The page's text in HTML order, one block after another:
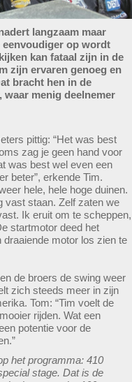
langzaam maar
eenvoudiger op wordt
kan fataal zijn in de
zijn ervaren genoeg en
bracht hen in de
waar menig deelnemer
pittig: “Het was best
zag je geen hand voor
was best wel even een
beter”, erkende Tim.
hele, hele hoge duinen.
vast staan. Zelf zaten we
Ik eruit om te scheppen,
startmotor deed het
motor los zien te
de broers de swing weer
zich steeds meer in zijn
Tom: “Tim voelt de
rijden. Wat een
potentie voor de
het programma: 410
stage. Dat is de